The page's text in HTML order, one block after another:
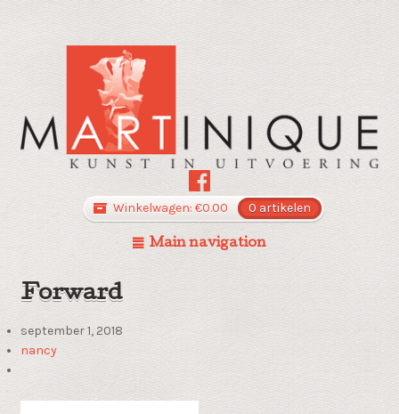
Winkelwagen: €0.00 0 artikelen
Main navigation
Forward
september 1, 2018
nancy